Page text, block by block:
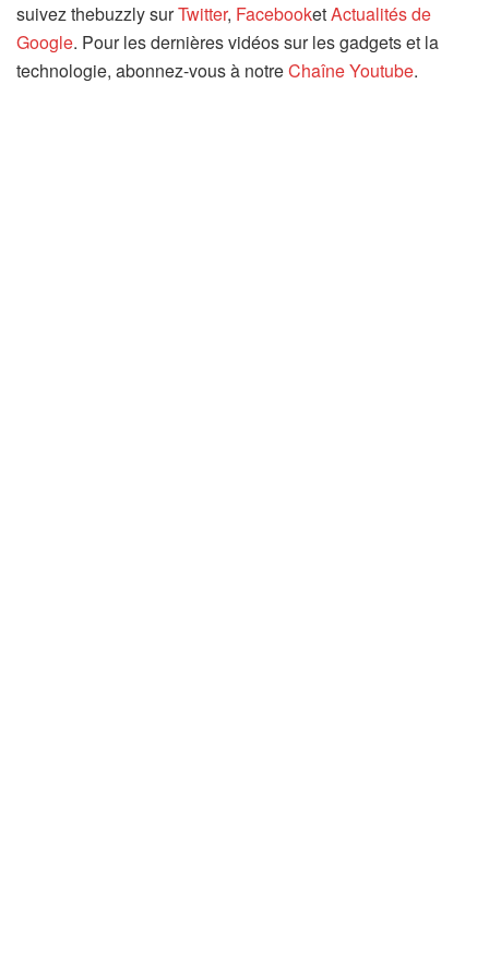
suivez thebuzzly surTwitter, FacebooketActualités de
Google. Pour les dernières vidéos sur les gadgets et la
technologie, abonnez-vous à notreChaîne Youtube.